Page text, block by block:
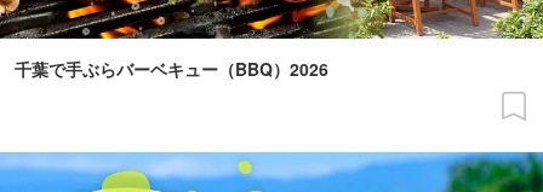
千葉で手ぶらバーベキュー（BBQ）2026